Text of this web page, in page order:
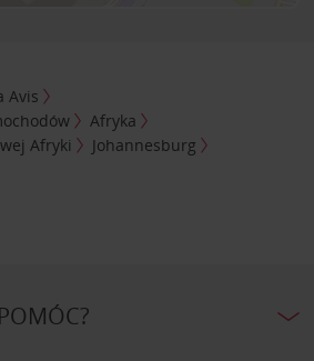
Avis
Afryka
Afryki
Johannesburg